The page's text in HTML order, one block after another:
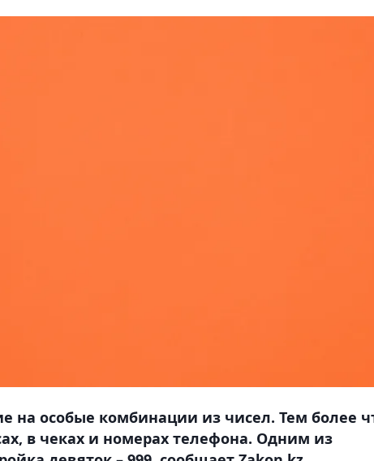
на особые комбинации из чисел. Тем более
в чеках и номерах телефона. Одним из